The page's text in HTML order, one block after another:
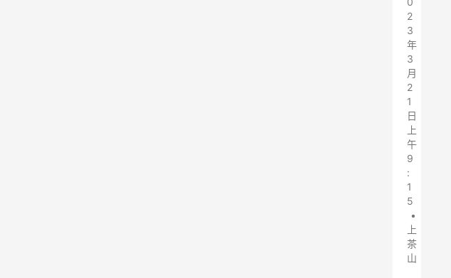
2
3
年
3
月
2
1
日
上
午
9
:
1
5
•
上
茶
山